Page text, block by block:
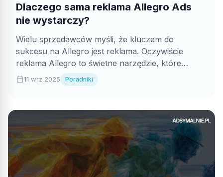
Dlaczego sama reklama Allegro Ads
nie wystarczy?
Wielu sprzedawców myśli, że kluczem do
sukcesu na Allegro jest reklama. Oczywiście
reklama Allegro to świetne narzędzie, które
przyciąga ruch...
calendar_today11 wrz 2025 Poradniki